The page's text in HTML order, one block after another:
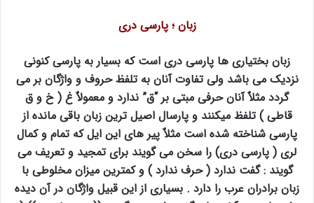
زبان ؛ پارسی دری
زبان بختیاری ها پارسی دری است که بسیار به پارسی کنونی
نزدیک می باشد ولی تفاوت آنان به تلفظ حروف و واژگان بر می
گردد مثلاٌ آنان حرفی مبتی بر “ق” ندارد و معمولاٌ غ ( خ و ق
قاطی ) تلفظ میکنند و پارسال اصیل ترین زبان باقی مانده از
پارسی شناخته شده است مثلاٌ پیر های این ایل که تمام و کمال
لری ( پارسی دری) را سخن می گویند برای تمجید و تعریف می
گویند : گفت ندارد ( حرف ندارد ) و کمترین میزان مخلوطی با
زبان برادران عرب را دارد . بسیاری از این قبیل واژگان در آن دیده